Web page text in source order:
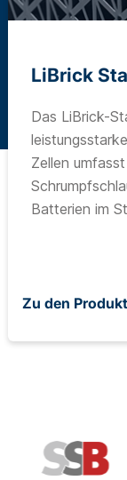
LiBrick
Das LiBrick-
Zellen
Batterien im
Zu den